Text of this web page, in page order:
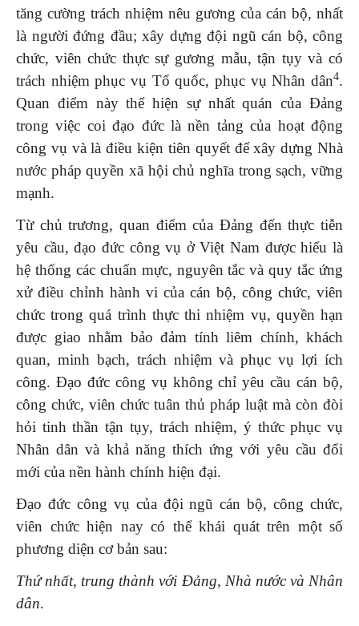
tăng cường trách nhiệm nêu gương của cán bộ, nhất
là người đứng đầu; xây dựng đội ngũ cán bộ, công
chức, viên chức thực sự gương mẫu, tận tụy và có
trách nhiệm phục vụ Tổ quốc, phục vụ Nhân dân4.
Quan điểm này thể hiện sự nhất quán của Đảng
trong việc coi đạo đức là nền tảng của hoạt động
công vụ và là điều kiện tiên quyết để xây dựng Nhà
nước pháp quyền xã hội chủ nghĩa trong sạch, vững
mạnh.
Từ chủ trương, quan điểm của Đảng đến thực tiễn
yêu cầu, đạo đức công vụ ở Việt Nam được hiểu là
hệ thống các chuẩn mực, nguyên tắc và quy tắc ứng
xử điều chỉnh hành vi của cán bộ, công chức, viên
chức trong quá trình thực thi nhiệm vụ, quyền hạn
được giao nhằm bảo đảm tính liêm chính, khách
quan, minh bạch, trách nhiệm và phục vụ lợi ích
công. Đạo đức công vụ không chỉ yêu cầu cán bộ,
công chức, viên chức tuân thủ pháp luật mà còn đòi
hỏi tinh thần tận tụy, trách nhiệm, ý thức phục vụ
Nhân dân và khả năng thích ứng với yêu cầu đổi
mới của nền hành chính hiện đại.
Đạo đức công vụ của đội ngũ cán bộ, công chức,
viên chức hiện nay có thể khái quát trên một số
phương diện cơ bản sau:
Thứ nhất, trung thành với Đảng, Nhà nước và Nhân
dân.